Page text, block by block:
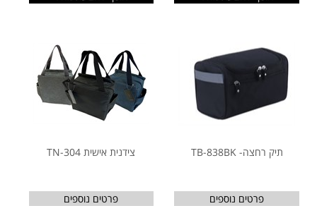
תיק רחצה- TB-838BK
פרטים נוספים
צידנית אישית TN-304
פרטים נוספים